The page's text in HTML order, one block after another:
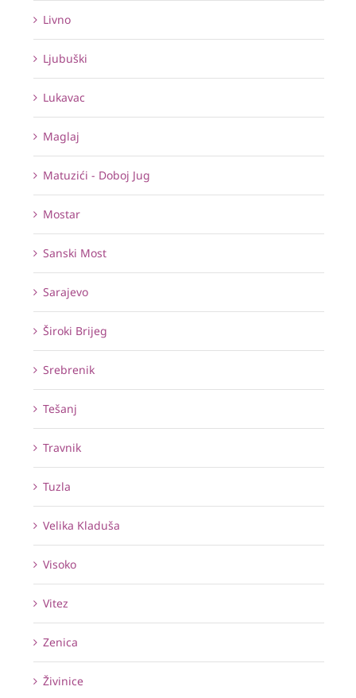
Livno
Ljubuški
Lukavac
Maglaj
Matuzići - Doboj Jug
Mostar
Sanski Most
Sarajevo
Široki Brijeg
Srebrenik
Tešanj
Travnik
Tuzla
Velika Kladuša
Visoko
Vitez
Zenica
Živinice